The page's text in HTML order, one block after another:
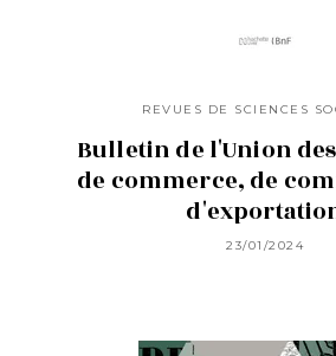
REVUES DE SCIENCES
Bulletin de l'Union
de commerce, de
23/01/2024